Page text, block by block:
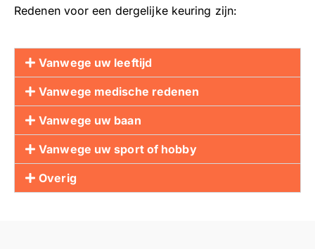
Redenen voor een dergelijke keuring zijn:
Vanwege uw leeftijd
Vanwege medische redenen
Vanwege uw baan
Vanwege uw sport of hobby
Overig